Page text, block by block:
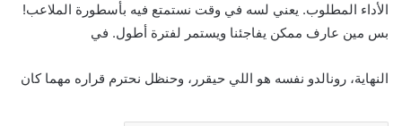
الأداء المطلوب. يعني لسه في وقت نستمتع فيه بأسطورة الملاعب!
بس مين عارف ممكن يفاجئنا ويستمر لفترة أطول. في
النهاية، رونالدو نفسه هو اللي حيقرر، وحنظل نحترم قراره مهما كان